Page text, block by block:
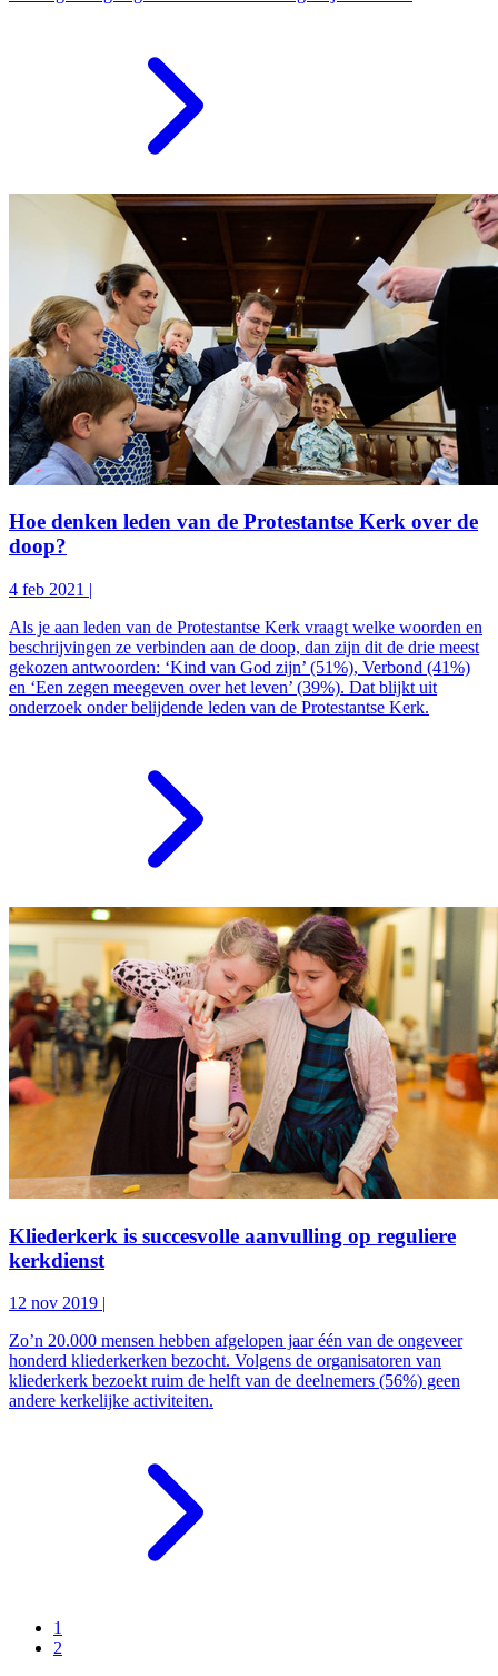
Hoe denken leden van de Protestantse Kerk over de
doop?
4 feb 2021 |
Als je aan leden van de Protestantse Kerk vraagt welke woorden en
beschrijvingen ze verbinden aan de doop, dan zijn dit de drie meest
gekozen antwoorden: ‘Kind van God zijn’ (51%), Verbond (41%)
en ‘Een zegen meegeven over het leven’ (39%). Dat blijkt uit
onderzoek onder belijdende leden van de Protestantse Kerk.
Kliederkerk is succesvolle aanvulling op reguliere
kerkdienst
12 nov 2019 |
Zo’n 20.000 mensen hebben afgelopen jaar één van de ongeveer
honderd kliederkerken bezocht. Volgens de organisatoren van
kliederkerk bezoekt ruim de helft van de deelnemers (56%) geen
andere kerkelijke activiteiten.
1
2